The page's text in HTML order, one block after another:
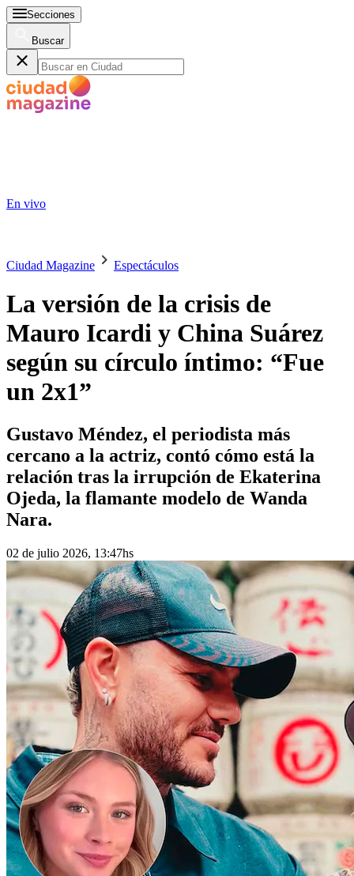
Secciones
Buscar
En vivo
Ciudad Magazine Espectáculos
La versión de la crisis de
Mauro Icardi y China Suárez
según su círculo íntimo: “Fue
un 2x1”
Gustavo Méndez, el periodista más
cercano a la actriz, contó cómo está la
relación tras la irrupción de Ekaterina
Ojeda, la flamante modelo de Wanda
Nara.
02 de julio 2026, 13:47hs